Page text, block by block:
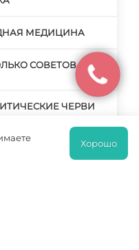
МЕДИЦИНА
СОВЕТОВ О
ЧЕРВИ
К РОДАМ Хорошо